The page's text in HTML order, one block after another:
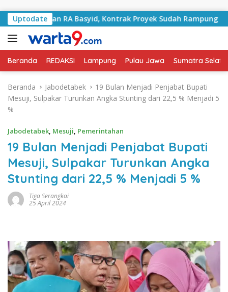
Uptodate
RA Basyid, Kontrak Proyek Sudah Rampung
Beranda REDAKSI Lampung Pulau Jawa Sumatra
Beranda Jabodetabek
19 Bulan Menjadi Penjabat Bupati
Mesuji, Sulpakar Turunkan Angka Stunting dari 22,5 % Menjadi 5
%
Jabodetabek, Mesuji, Pemerintahan
19 Bulan Menjadi Penjabat Bupati
Mesuji, Sulpakar Turunkan Angka
Stunting dari 22,5 % Menjadi 5 %
Tiga Serangkai
25 April 2024